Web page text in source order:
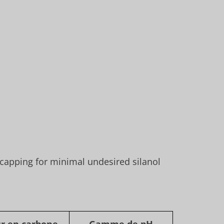
for minimal undesired silanol